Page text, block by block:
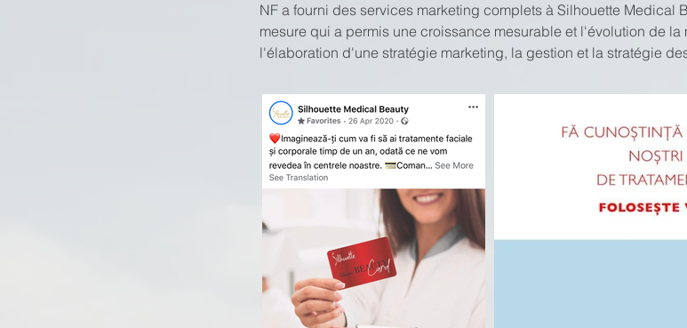
NF a fourni des services marketing complets à Silhouette Medical
mesure qui a permis une croissance mesurable et l'évolution de
l'élaboration d'une stratégie marketing, la gestion et la stratégie
stratégies de lancement de produits et fourni des rapports de
permis d'augmenter la fréquentation de 40 % en 2019/2020,
% et d'augmenter les ventes globales de 30 %.